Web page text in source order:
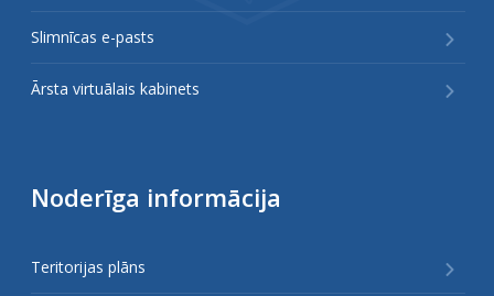
Slimnīcas e-pasts
Ārsta virtuālais kabinets
Noderīga informācija
Teritorijas plāns